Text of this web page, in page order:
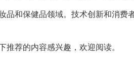
品和保健品领域。技术创新和消费
荐的内容感兴趣，欢迎阅读。